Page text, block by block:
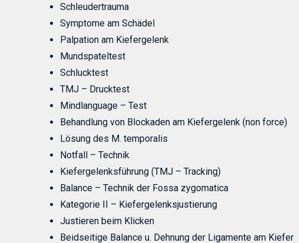
Schleudertrauma
Symptome am Schädel
Palpation am Kiefergelenk
Mundspateltest
Schlucktest
TMJ – Drucktest
Mindlanguage – Test
Behandlung von Blockaden am Kiefergelenk (non force)
Lösung des M. temporalis
Notfall – Technik
Kiefergelenksführung (TMJ – Tracking)
Balance – Technik der Fossa zygomatica
Kategorie II – Kiefergelenksjustierung
Justieren beim Klicken
Beidseitige Balance u. Dehnung der Ligamente am Kiefer